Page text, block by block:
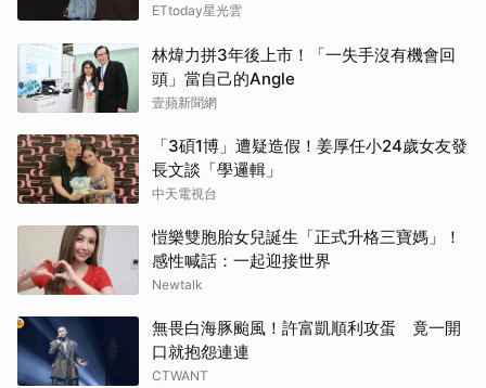
ETtoday星光雲
林煒力拼3年後上市！「一失手沒有機會回
頭」當自己的Angle
壹蘋新聞網
「3碩1博」遭疑造假！姜厚任小24歲女友發
長文談「學邏輯」
中天電視台
愷樂雙胞胎女兒誕生「正式升格三寶媽」！
感性喊話：一起迎接世界
Newtalk
無畏白海豚颱風！許富凱順利攻蛋 竟一開
口就抱怨連連
CTWANT